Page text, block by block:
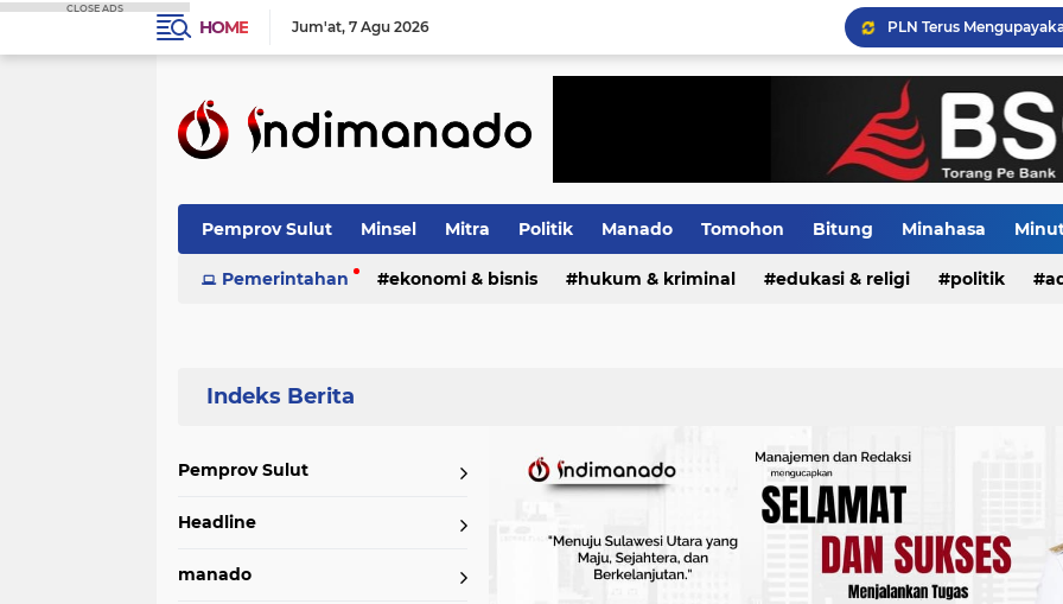
HOME Jum'at 7 Agu 2026
PLN Terus
Pemprov Sulut Minsel Mitra Politik Manado Tomohon Bitung Minahasa
Nasional Advetorial Terpopuler Indeks
Pemerintahan ekonomi & bisnis hukum & kriminal edukasi & religi politik
Pemprov Sulut
Headline
manado
CLOSE ADS